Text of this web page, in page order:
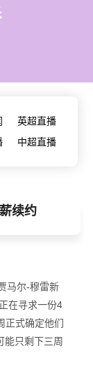
英超直播
中超直播
续约
马尔-穆雷新
在寻求一份4
正式确定他们
能只剩下三周